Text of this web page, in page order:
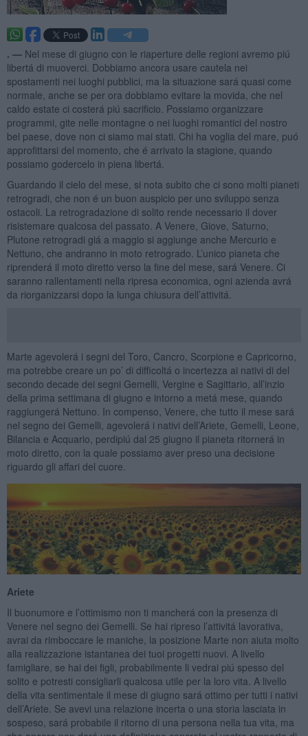
. — Nel mese di giugno con le riaperture delle regioni avremo piú
libertá di muoverci. Dobbiamo ancora usare cautela nei
spostamenti nei luoghi pubblici, ma la situazione sará quasi come
normale, anche se per ora dobbiamo evitare la movida, che nel
caldo estate ci costerá piú sacrificio. Possiamo organizzare
programmi, gite nelle montagne o nei luoghi romantici del nostro
bel paese, dove non ci siamo mai stati. Chi ha voglia del mare, puó
approfittarsi del momento, che é arrivato la stagione, quando
possiamo godercelo in piena libertá.
Guardando il cielo del mese, si nota subito che ci sono molti pianeti
retrogradi, che non é un buon auspicio per uno sviluppo senza
ostacoli. La retrogradazione di solito rende necessario il dover
risistemare qualcosa del passato. A Venere, Giove, Saturno,
Plutone retrogradi giá a maggio si aggiunge anche Mercurio e
Nettuno, che andranno in moto retrogrado. L’unico pianeta che
riprenderá il moto diretto verso la fine del mese, sará Venere. Ci
saranno rallentamenti nella ripresa economica, ogni azienda avrá
da riorganizzarsi dopo la lunga chiusura dell’attivitá.
Marte agevolerá i segni del Toro, Cancro, Scorpione e Capricorno,
ma potrebbe creare un po’ di difficoltá o incertezza ai nativi di del
secondo decade dei segni Gemelli, Vergine e Sagittario, all’inzio
della prima settimana di giugno e intorno a metá mese, quando
raggiungerá Nettuno. In compenso, Venere, che tutto il mese sará
nel segno dei Gemelli, agevolerá i nativi dell’Ariete, Gemelli, Leone,
Bilancia e Acquario, perdipiú dal 25 giugno il pianeta ritornerá in
moto diretto, con la quale possiamo aver preso una decisione
riguardo gli affari del cuore.
Ariete
Il buonumore e l’ottimismo non ti mancherá con la presenza di
Venere nel segno dei Gemelli. Se hai ripreso l’attivitá lavorativa,
avrai da rimboccare le maniche, la posizione Marte non aiuta molto
alla realizzazione istantanea dei tuoi progetti nuovi. A livello
famigliare, se hai dei figli, probabilmente li vedrai piú spesso del
solito e potresti consigliarli qualcosa utile per la loro vita. A livello
della vita sentimentale il mese di giugno sará ottimo per tutti i nativi
dell’Ariete. Se avevi una relazione incerta o una storia lasciata in
sospeso, sará probabile il ritorno di una persona nella tua vita, ma